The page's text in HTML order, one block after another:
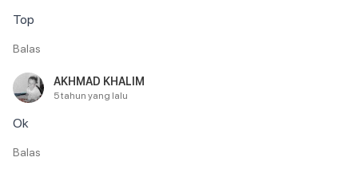
Top
Balas
AKHMAD KHALIM
5 tahun yang lalu
Ok
Balas